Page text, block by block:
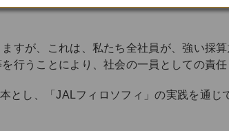
すが、これは、私たち全社員が、強い採
行うことにより、社会の一員としての責
し、「JALフィロソフィ」の実践を通じ